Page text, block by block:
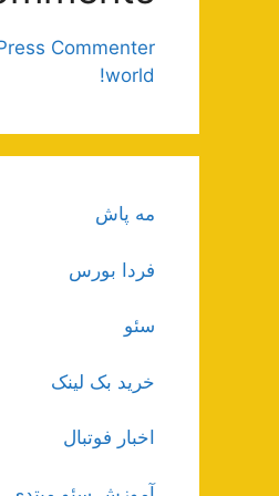
Commenter
world!
مه پاش
فردا بورس
سئو
خرید بک لینک
اخبار فوتبال